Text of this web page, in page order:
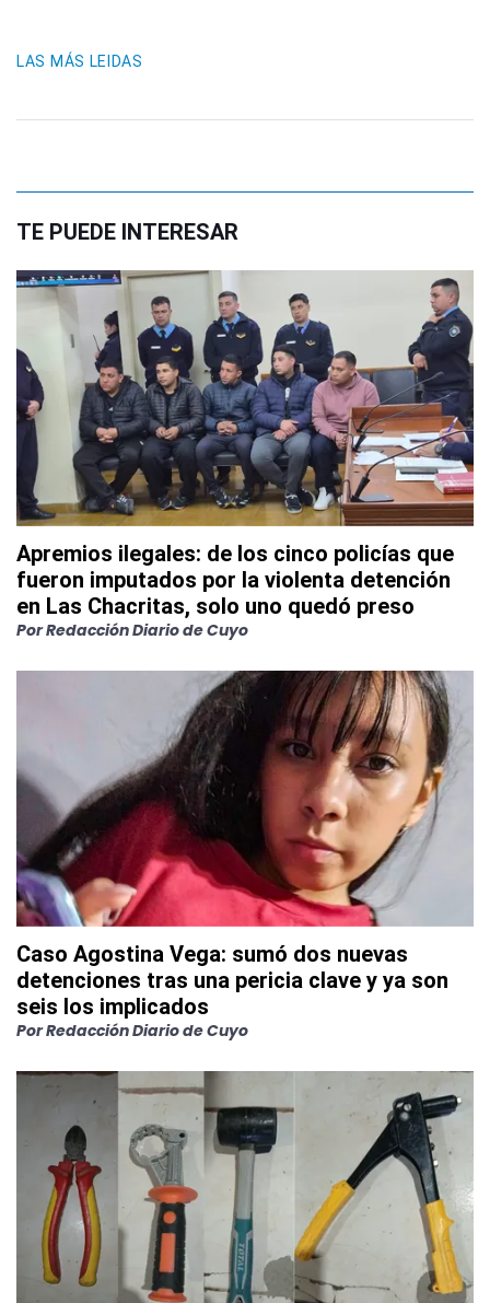
LAS MÁS LEIDAS
TE PUEDE INTERESAR
Apremios ilegales: de los cinco policías que
fueron imputados por la violenta detención
en Las Chacritas, solo uno quedó preso
PorRedacción Diario de Cuyo
Caso Agostina Vega: sumó dos nuevas
detenciones tras una pericia clave y ya son
seis los implicados
PorRedacción Diario de Cuyo